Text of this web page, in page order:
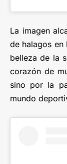
La imagen
de halagos en
belleza de la
corazón de
sino por la
mundo